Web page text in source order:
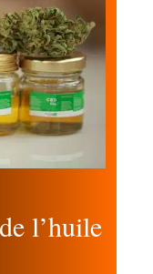
l’huile